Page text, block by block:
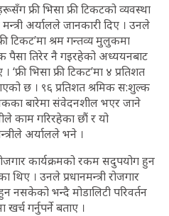
फ्री भिसा फ्री टिकटको व्यवस्था
अर्यालले जानकारी दिए । उनले
टिकट’मा श्रम गन्तव्य मुलुकमा
पैसा तिरेर नै गइरहेको अध्ययनबाट
भिसा फ्री टिकट’मा ४ प्रतिशत
छ । ९६ प्रतिशत श्रमिक स:शुल्क
बारेमा संवेदनशील भएर जाने
काम गरिरहेका छौं र यो
अर्यालले भने ।
रोजगार कार्यक्रमको रकम सदुपयोग हुन
। उनले प्रधानमन्त्री रोजगार
नसकेको भन्दै मोडालिटी परिवर्तन
गर्नुपर्ने बताए ।